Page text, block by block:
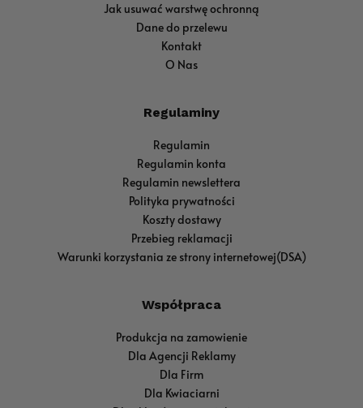
Jak usuwać warstwę ochronną
Dane do przelewu
Kontakt
O Nas
Regulaminy
Regulamin
Regulamin konta
Regulamin newslettera
Polityka prywatności
Koszty dostawy
Przebieg reklamacji
Warunki korzystania ze strony internetowej(DSA)
Współpraca
Produkcja na zamowienie
Dla Agencji Reklamy
Dla Firm
Dla Kwiaciarni